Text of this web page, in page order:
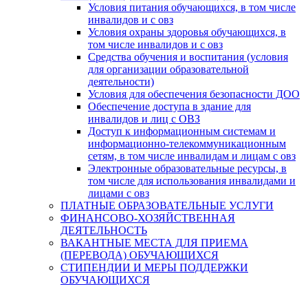
Условия питания обучающихся, в том числе
инвалидов и с овз
Условия охраны здоровья обучающихся, в
том числе инвалидов и с овз
Средства обучения и воспитания (условия
для организации образовательной
деятельности)
Условия для обеспечения безопасности ДОО
Обеспечение доступа в здание для
инвалидов и лиц с ОВЗ
Доступ к информационным системам и
информационно-телекоммуникационным
сетям, в том числе инвалидам и лицам с овз
Электронные образовательные ресурсы, в
том числе для использования инвалидами и
лицами с овз
ПЛАТНЫЕ ОБРАЗОВАТЕЛЬНЫЕ УСЛУГИ
ФИНАНСОВО-ХОЗЯЙСТВЕННАЯ
ДЕЯТЕЛЬНОСТЬ
ВАКАНТНЫЕ МЕСТА ДЛЯ ПРИЕМА
(ПЕРЕВОДА) ОБУЧАЮЩИХСЯ
СТИПЕНДИИ И МЕРЫ ПОДДЕРЖКИ
ОБУЧАЮЩИХСЯ